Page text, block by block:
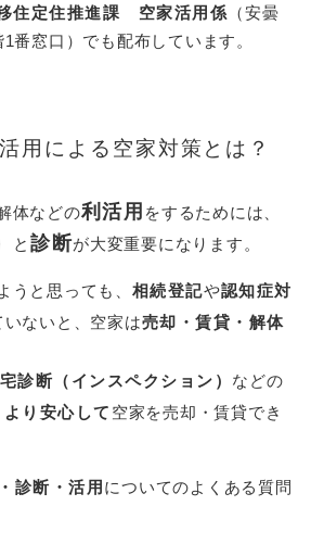
住定住推進課 空家活用係 （安曇
窓口）でも配布しています。
用による空家対策とは？
体などの利活用 をするためには、
と診断が大変重要になります。
うと思っても、 相続登記や認知症対
いないと、空家は売却・賃貸・解体
診断（インスペクション） などの
より安心して 空家を売却・賃貸でき
診断・活用 についてのよくある質問